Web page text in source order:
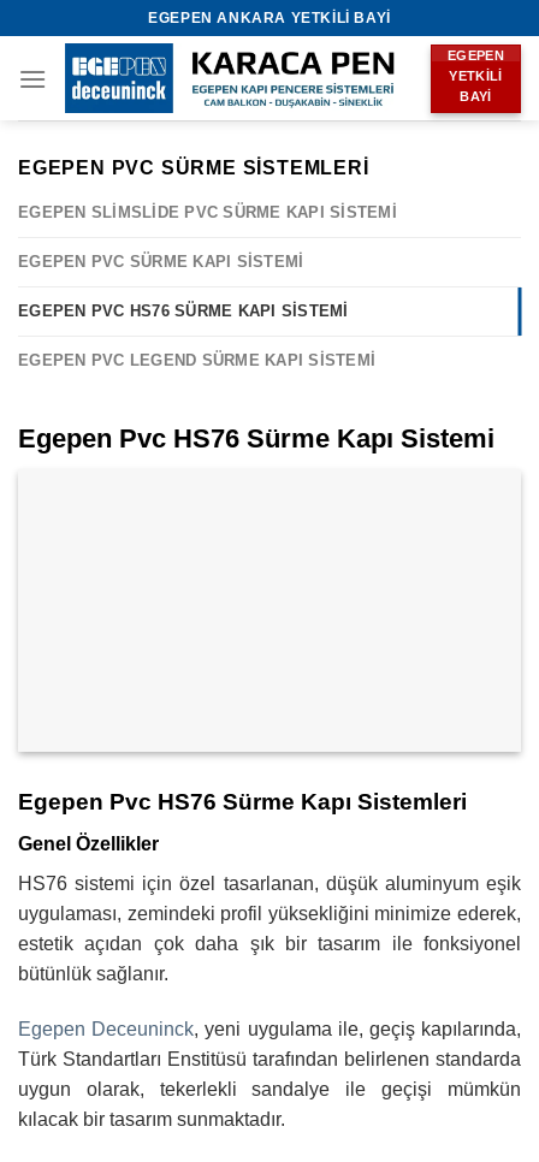
content
EGEPEN ANKARA YETKILI BAYI
EGEPEN
YETKILI
BAYI
EGEPEN PVC SÜRME SISTEMLERI
EGEPEN SLIMSLIDE PVC SÜRME KAPI SISTEMI
EGEPEN PVC SÜRME KAPI SISTEMI
EGEPEN PVC HS76 SÜRME KAPI SISTEMI
EGEPEN PVC LEGEND SÜRME KAPI SISTEMI
Egepen Pvc HS76 Sürme Kapı Sistemi
Egepen Pvc HS76 Sürme Kapı Sistemleri
Genel Özellikler
HS76 sistemi için özel tasarlanan, düşük aluminyum eşik
uygulaması, zemindeki profil yüksekliğini minimize ederek,
estetik açıdan çok daha şık bir tasarım ile fonksiyonel
bütünlük sağlanır.
Egepen Deceuninck, yeni uygulama ile, geçiş kapılarında,
Türk Standartları Enstitüsü tarafından belirlenen standarda
uygun olarak, tekerlekli sandalye ile geçişi mümkün
kılacak bir tasarım sunmaktadır.